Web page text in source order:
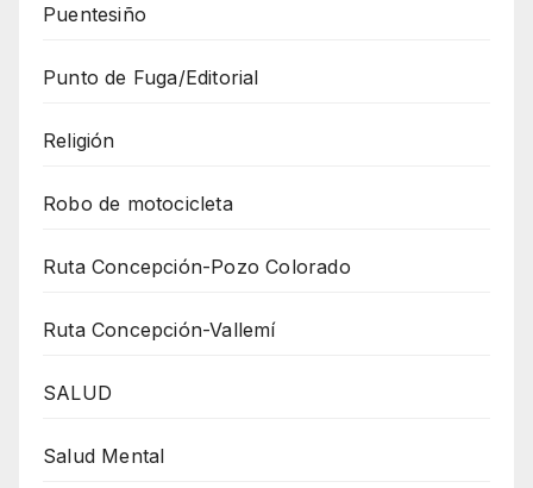
Puentesiño
Punto de Fuga/Editorial
Religión
Robo de motocicleta
Ruta Concepción-Pozo Colorado
Ruta Concepción-Vallemí
SALUD
Salud Mental